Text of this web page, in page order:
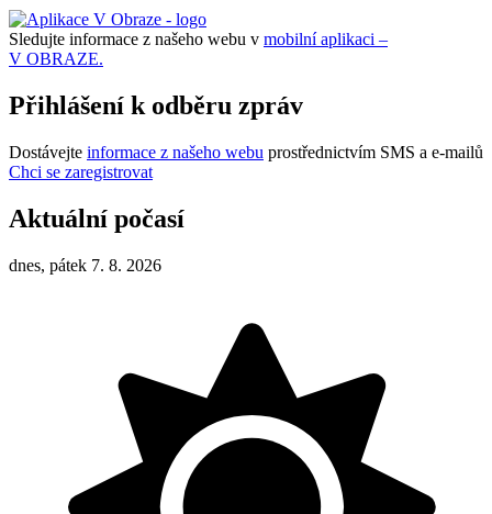
Sledujte informace z našeho webu v mobilní aplikaci –
V OBRAZE.
Přihlášení k odběru zpráv
Dostávejte informace z našeho webu prostřednictvím SMS a e-mailů
Chci se zaregistrovat
Aktuální počasí
dnes, pátek 7. 8. 2026